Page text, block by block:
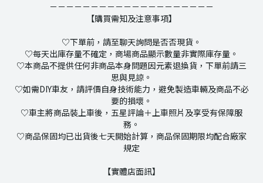
－－－－－－－－－－－－－－－－－－－－
【購買需知及注意事項】
♡下單前，請至聊天詢問是否否現貨。
♡每天出庫存量不確定，商場商品顯示數量非實際庫存量。
♡本商品不提供任何非商品本身問題因元素退換貨，下單前請三
思與見諒。
♡如需DIY車友，請評價自身技術能力，避免製造車輛及商品不必
要的損壞。
♡車主將商品裝上車後，五星評論＋上車照片及享受有保障服
務。
♡商品保固均已出貨後七天開始計算，商品保固期限均配合廠家
規定
【實體店面訊】